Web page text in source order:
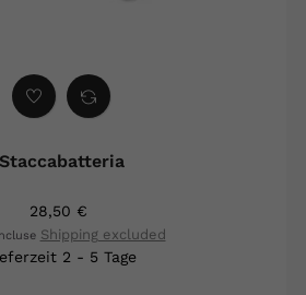
Staccabatteria
28,50 €
Shipping excluded
2 - 5 Tage